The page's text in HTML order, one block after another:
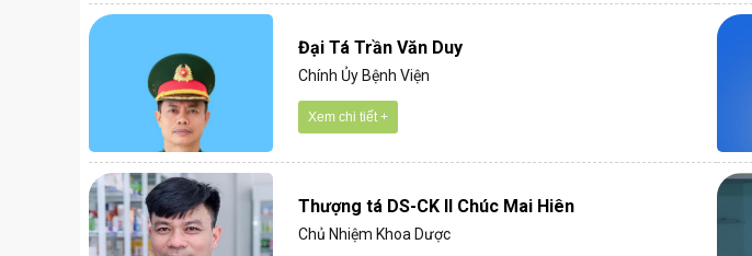
Đại Tá Trần Văn Duy
Chính Ủy Bệnh Viện
Xem chi tiết +
Thượng tá DS-CK II Chúc Mai Hiên
Chủ Nhiệm Khoa Dược